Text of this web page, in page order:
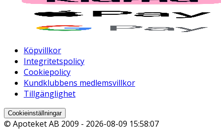
Köpvillkor
Integritetspolicy
Cookiepolicy
Kundklubbens medlemsvillkor
Tillgänglighet
Cookieinställningar
© Apoteket AB 2009 - 2026-08-09 15:58:07